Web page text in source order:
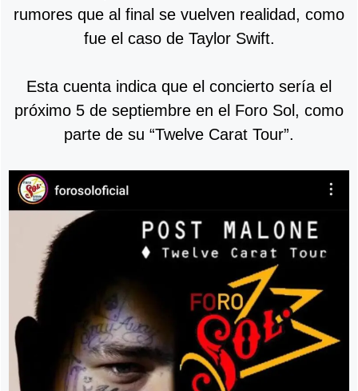
rumores que al final se vuelven realidad, como
fue el caso de Taylor Swift.
Esta cuenta indica que el concierto sería el
próximo 5 de septiembre en el Foro Sol, como
parte de su “Twelve Carat Tour”.